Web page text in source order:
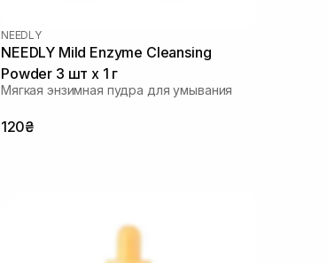
NEEDLY
NEEDLY Mild Enzyme Cleansing
Powder 3 шт х 1 г
Мягкая энзимная пудра для умывания
120₴